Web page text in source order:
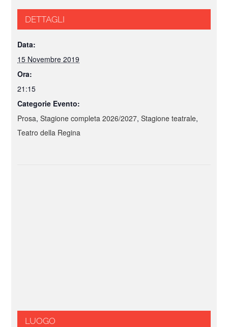
DETTAGLI
Data:
15 Novembre 2019
Ora:
21:15
Categorie Evento:
Prosa,Stagione completa 2026/2027,Stagione teatrale,
Teatro della Regina
LUOGO